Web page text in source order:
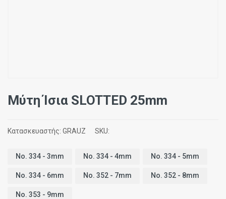
Μύτη Ίσια SLOTTED 25mm
Κατασκευαστής: GRAUZ SKU:
No. 334 - 3mm No. 334 - 4mm No. 334 - 5mm
No. 334 - 6mm No. 352 - 7mm No. 352 - 8mm
No. 353 - 9mm